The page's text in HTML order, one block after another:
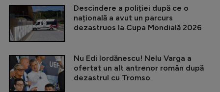
Descindere a poliției după ce o
națională a avut un parcurs
dezastruos la Cupa Mondială 2026
Nu Edi Iordănescu! Nelu Varga a
ofertat un alt antrenor român după
dezastrul cu Tromso